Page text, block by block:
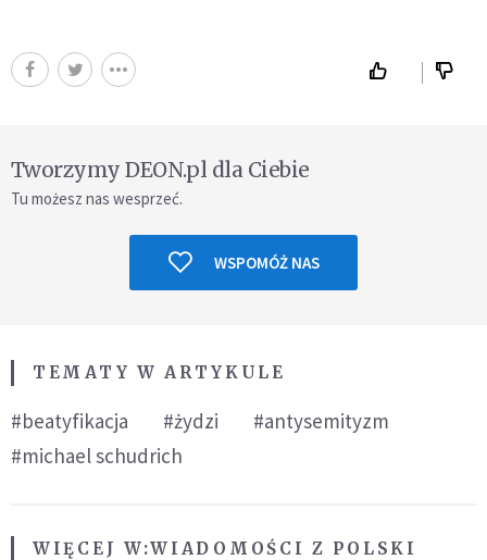
Tworzymy DEON.pl dla Ciebie
Tu możesz nas wesprzeć.
WSPOMÓŻ NAS
TEMATY W ARTYKULE
#beatyfikacja #żydzi
#antysemityzm
#michael schudrich
WIĘCEJ W:WIADOMOŚCI Z POLSKI